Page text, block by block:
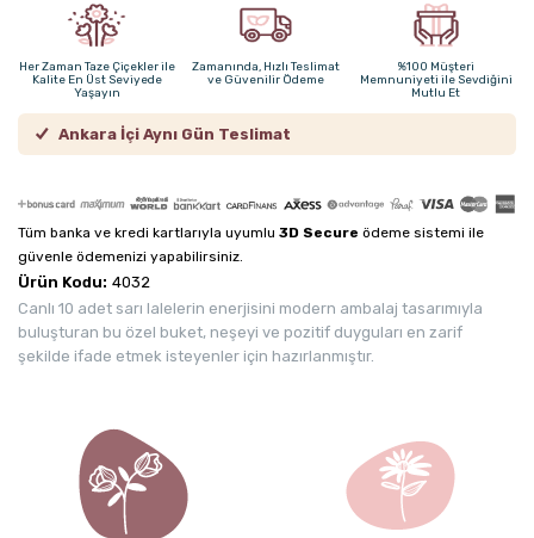
Her Zaman Taze Çiçekler ile
Kalite En Üst Seviyede
Yaşayın
Zamanında, Hızlı Teslimat
ve Güvenilir Ödeme
%100 Müşteri
Memnuniyeti ile Sevdiğini
Mutlu Et
Ankara İçi Aynı Gün Teslimat
Tüm banka ve kredi kartlarıyla uyumlu 3D Secure ödeme sistemi ile
güvenle ödemenizi yapabilirsiniz.
Ürün Kodu: 4032
Canlı 10 adet sarı lalelerin enerjisini modern ambalaj tasarımıyla
buluşturan bu özel buket, neşeyi ve pozitif duyguları en zarif
şekilde ifade etmek isteyenler için hazırlanmıştır.